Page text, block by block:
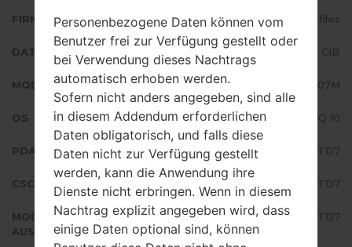
FIRMWARE TYP 4 files
DATEIGRÖSSE 3.26 GiB
MODELL Samsung SM-A207M
OS Android Q 10
PDA/AP AUSFÜHRUNG A207MUBU2BTD7
CSC AUSFÜHRUNG A207MOWF2BTD7
MODEM/CP
AUSFÜHRUNG
A207MUBU2BTD7
Personenbezogene Daten können vom
Benutzer frei zur Verfügung gestellt oder
bei Verwendung dieses Nachtrags
automatisch erhoben werden.
Sofern nicht anders angegeben, sind alle
in diesem Addendum erforderlichen
Daten obligatorisch, und falls diese
Daten nicht zur Verfügung gestellt
werden, kann die Anwendung ihre
Dienste nicht erbringen. Wenn in diesem
Nachtrag explizit angegeben wird, dass
einige Daten optional sind, können